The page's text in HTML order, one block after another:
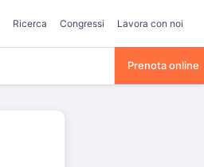
Ricerca Congressi Lavora con noi
Prenota online